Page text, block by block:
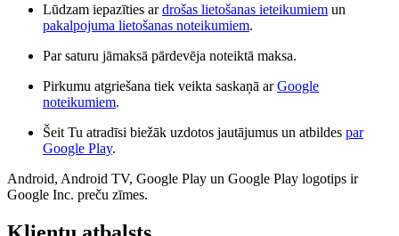
Lūdzam iepazīties ardrošas lietošanas ieteikumiem un
pakalpojuma lietošanas noteikumiem.
Par saturu jāmaksā pārdevēja noteiktā maksa.
Pirkumu atgriešana tiek veikta saskaņā arGoogle
noteikumiem.
Šeit Tu atradīsi biežāk uzdotos jautājumus un atbildes par
Google Play.
Android, Android TV, Google Play un Google Play logotips ir
Google Inc. preču zīmes.